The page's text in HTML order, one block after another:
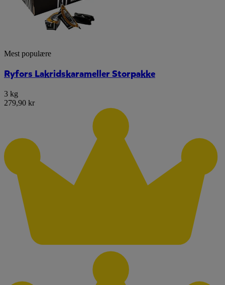
Mest populære
Ryfors Lakridskarameller Storpakke
3 kg
279,90 kr